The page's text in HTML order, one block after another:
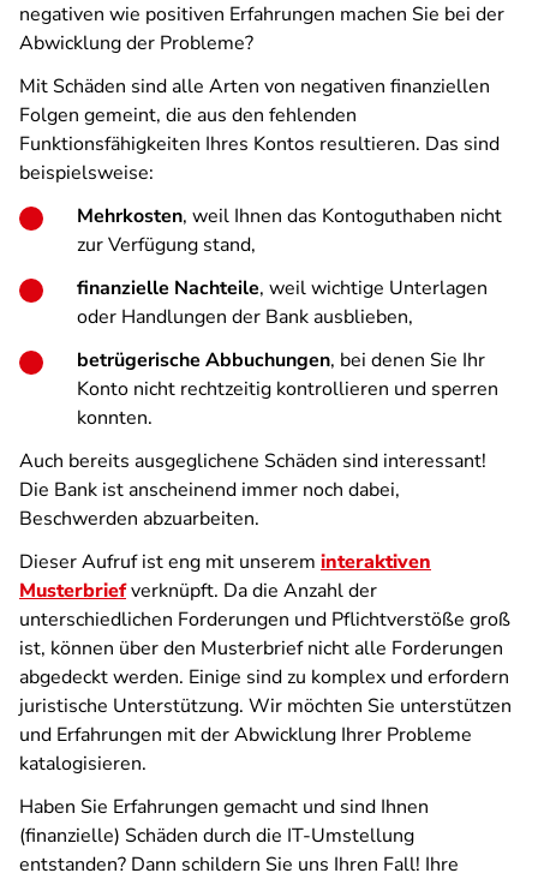
negativen wie positiven Erfahrungen machen Sie bei der
Abwicklung der Probleme?
Mit Schäden sind alle Arten von negativen finanziellen
Folgen gemeint, die aus den fehlenden
Funktionsfähigkeiten Ihres Kontos resultieren. Das sind
beispielsweise:
Mehrkosten, weil Ihnen das Kontoguthaben nicht
zur Verfügung stand,
finanzielle Nachteile, weil wichtige Unterlagen
oder Handlungen der Bank ausblieben,
betrügerische Abbuchungen, bei denen Sie Ihr
Konto nicht rechtzeitig kontrollieren und sperren
konnten.
Auch bereits ausgeglichene Schäden sind interessant!
Die Bank ist anscheinend immer noch dabei,
Beschwerden abzuarbeiten.
Dieser Aufruf ist eng mit unserem interaktiven
Musterbriefverknüpft. Da die Anzahl der
unterschiedlichen Forderungen und Pflichtverstöße groß
ist, können über den Musterbrief nicht alle Forderungen
abgedeckt werden. Einige sind zu komplex und erfordern
juristische Unterstützung. Wir möchten Sie unterstützen
und Erfahrungen mit der Abwicklung Ihrer Probleme
katalogisieren.
Haben Sie Erfahrungen gemacht und sind Ihnen
(finanzielle) Schäden durch die IT-Umstellung
entstanden? Dann schildern Sie uns Ihren Fall! Ihre